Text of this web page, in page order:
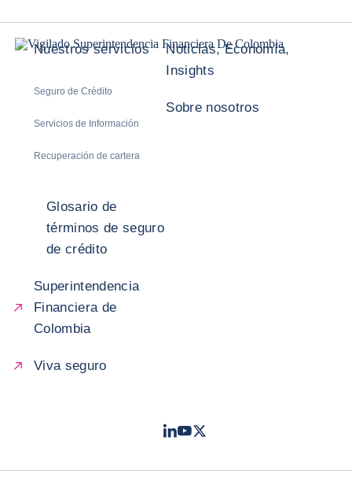
Nuestros servicios
Seguro de Crédito
Servicios de Información
Recuperación de cartera
Noticias, Economía,
Insights
Sobre nosotros
Glosario de
términos de seguro
de crédito
Superintendencia
Financiera de
Colombia
Viva seguro
LinkedIn
Youtube
Twitter